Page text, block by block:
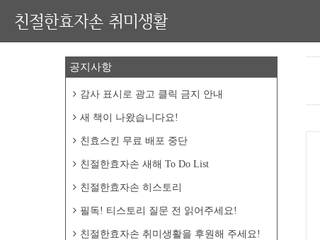
친절한효자손 취미생활
공지사항
감사 표시로 광고 클릭 금지 안내
새 책이 나왔습니다요!
친효스킨 무료 배포 중단
친절한효자손 새해 To Do List
친절한효자손 히스토리
필독! 티스토리 질문 전 읽어주세요!
친절한효자손 취미생활을 후원해 주세요!